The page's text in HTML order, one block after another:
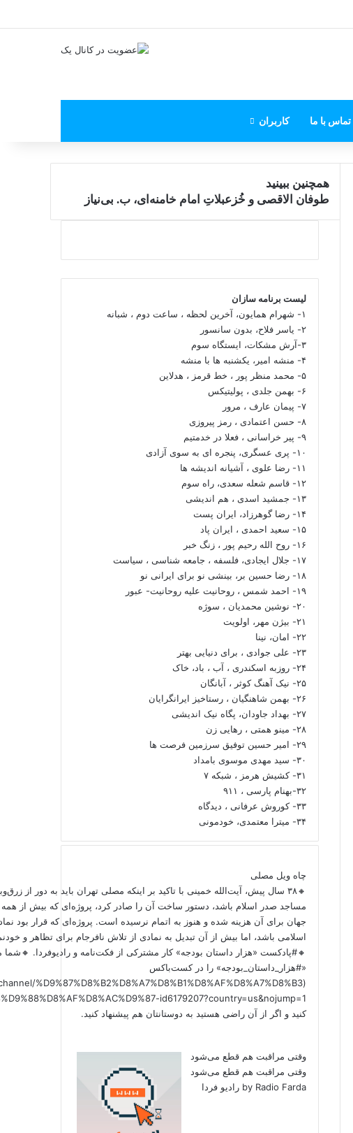
تماس با ما کاربران
همچنین ببینید
بستن
طوفان الاقصی و خُزعبلاتِ امام خامنه‌ای، ب. بی‌نیاز
لیست برنامه سازان
۱- شهرام همایون، آخرین لحظه ، ساعت دوم ، شبانه
۲- یاسر فلاح، بدون سانسور
۳-آرش مشکات، ایستگاه سوم
۴- منشه امیر، یکشنبه ها با منشه
۵- محمد منظر پور ، خط قرمز ، هدلاین
۶- بهمن جلدی ، پولیتیکس
۷- پیمان عارف ، مرور
۸- حسن اعتمادی ، رمز پیروزی
۹- پیر خراسانی ، فعلا در خدمتیم
۱۰- پری عسگری، پنجره ای به سوی آزادی
۱۱- رضا علوی ، آشیانه اندیشه ها
۱۲- قاسم شعله سعدی، راه سوم
۱۳- جمشید اسدی ، هم اندیشی
۱۴- رضا گوهرزاد، ایران پست
۱۵- سعید احمدی ، ایران پاد
۱۶- روح الله رحیم پور ، زنگ خبر
۱۷- جلال ایجادی، فلسفه ، جامعه شناسی ، سیاست
۱۸- رضا حسین بر، بینشی نو برای ایرانی نو
۱۹- احمد شمس ، روحانیت علیه روحانیت- عبور
۲۰- نوشین محمدیان ، سوژه
۲۱- بیژن مهر، اولویت
۲۲- امان، نینا
۲۳- علی جوادی ، برای دنیایی بهتر
۲۴- روزبه اسکندری ، آب ، باد، خاک
۲۵- نیک آهنگ کوثر ، آبانگان
۲۶- بهمن شاهنگیان ، رستاخیز ایرانگرایان
۲۷- بهداد جاودان، پگاه نیک اندیشی
۲۸- مینو همتی ، رهایی زن
۲۹- امیر حسین توفیق سرزمین فرصت ها
۳۰- سید مهدی موسوی بامداد
۳۱- کشیش هرمز ، شبکه ۷
۳۲-بهنام پارسی ، ۹۱۱
۳۳- کوروش عرفانی ، دیدگاه
۳۴- میترا معتمدی، خودمونی
چاه ویل مصلی
🔸۳۸ سال پیش، آیت‌الله خمینی با تاکید بر اینکه مصلی تهران باید به دور از
مساجد صدر اسلام باشد، دستور ساخت آن را صادر کرد، پروژه‌ای که بیش از
جهان برای آن هزینه شده و هنوز به اتمام نرسیده است. پروژه‌ای که قرار بود
اسلامی باشد، اما بیش از آن تبدیل به نمادی از تلاش نافرجام برای تظاهر و
🔸#پادکست «هزار داستان بودجه» کار مشترکی از فکت‌نامه و رادیوفردا. 🔸شما
«#هزار_داستان_بودجه» را در کست‌باکس
%D9%87%D8%B2%D8%A7%D8%B1%D8%AF%D8%A7%D8%B3
کنید و اگر از آن راضی هستید به دوستانتان هم پیشنهاد کنید.
وقتی مراقبت هم قطع می‌شود
وقتی مراقبت هم قطع می‌شود
by Radio Farda رادیو فردا